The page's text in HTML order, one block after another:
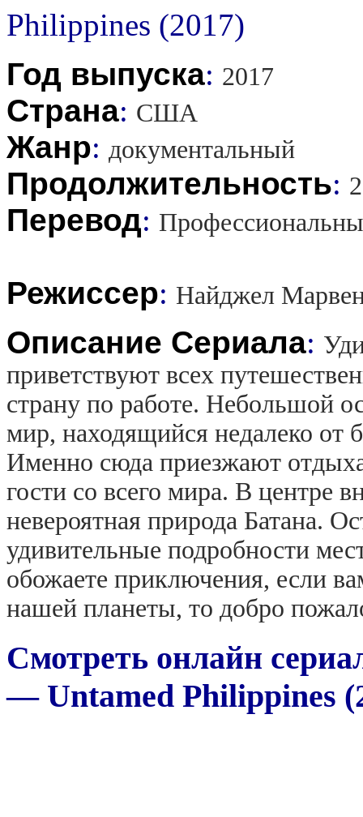
Год выпуска: 2017
Страна: США
Жанр: документальный
Продолжительность:
Перевод:
Режиссер: Найджел
Описание Сериала:
приветствуют всех
страну по работе. Небольшой
мир, находящийся недалеко от
Именно сюда приезжают
гости со всего мира. В центре
невероятная природа Батана.
удивительные подробности
обожаете приключения, если
нашей планеты, то добро
Смотреть онлайн
— Untamed Philippines